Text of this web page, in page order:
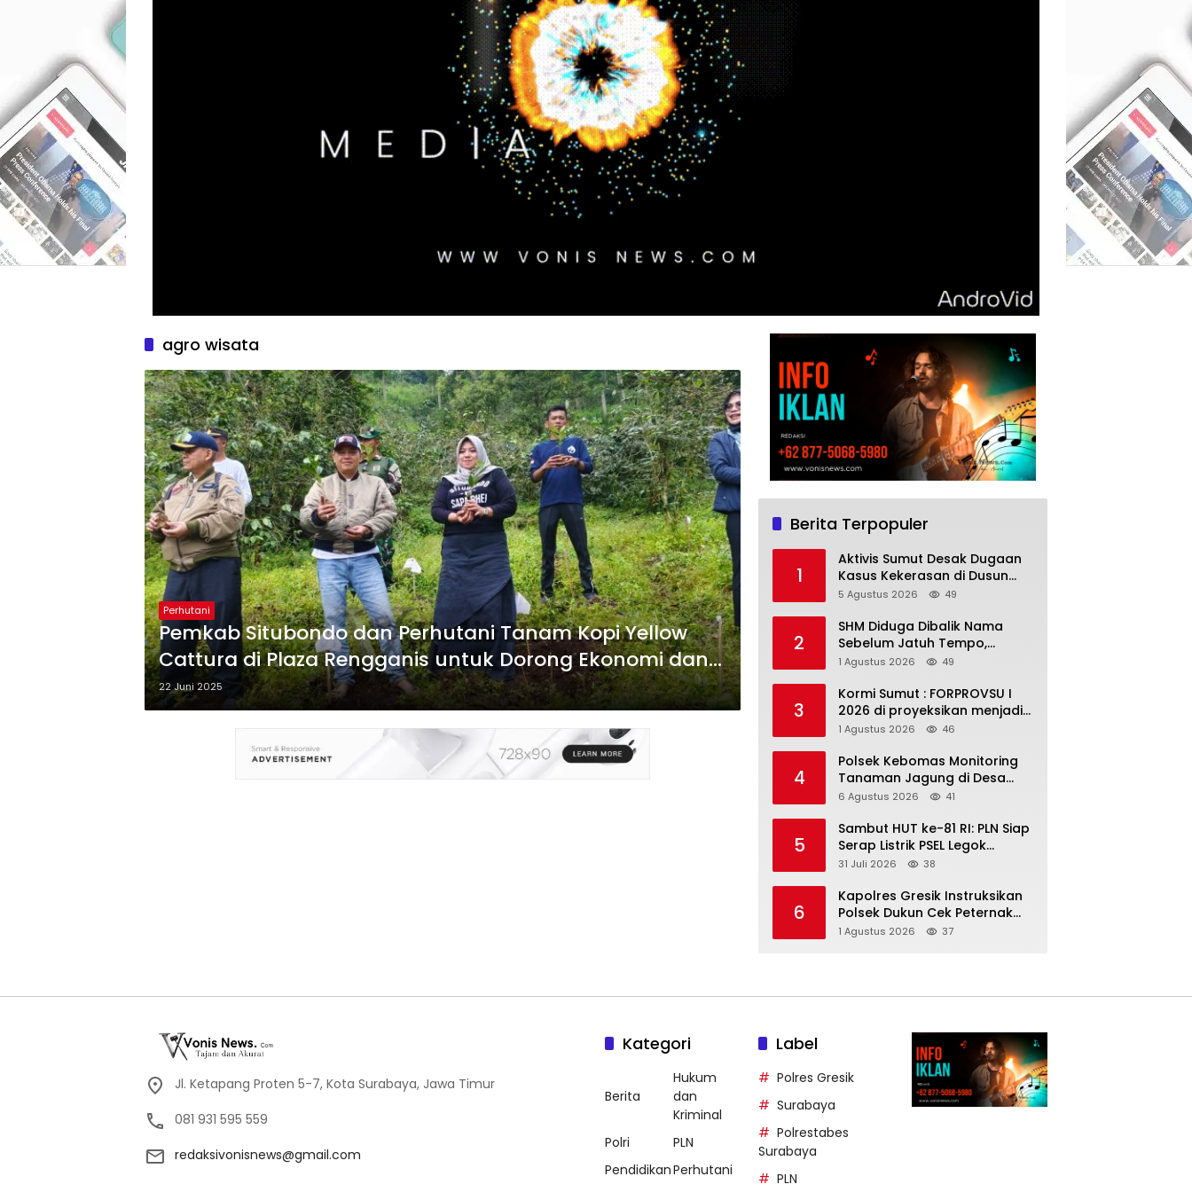
agro wisata
Perhutani
Pemkab Situbondo dan Perhutani Tanam Kopi Yellow
Cattura di Plaza Rengganis untuk Dorong Ekonomi dan
Wisata
22 Juni 2025
Berita Terpopuler
1
Aktivis Sumut Desak Dugaan
Kasus Kekerasan di Dusun
Balakka, Desa Gunung
5 Agustus 2026 49
2
SHM Diduga Dibalik Nama
Sebelum Jatuh Tempo,
Warga Gresik Gugat
Somasi Kepala Desa
1 Agustus 2026 49
3
Kormi Sumut : FORPROVSU I
2026 di proyeksikan menjadi
ajang Festival Olahraga
terbanyak di Indonesia
1 Agustus 2026 46
4
Polsek Kebomas Monitoring
Tanaman Jagung di Desa
Kembangan, Perkuat
Nasional
6 Agustus 2026 41
5
Sambut HUT ke-81 RI: PLN Siap
Serap Listrik PSEL Legok
Nangka, Dukung Pengelolaan
Jawa Barat
31 Juli 2026 38
6
Kapolres Gresik Instruksikan
Polsek Dukun Cek Peternak
Kambing, Perkuat Ketahanan
1 Agustus 2026 37
Jl. Ketapang Proten 5-7, Kota Surabaya, Jawa Timur
081 931 595 559
redaksivonisnews@gmail.com
Kategori
Berita
Hukum
dan
Kriminal
Polri
PLN
PendidikanPerhutani
Label
Polres Gresik
Surabaya
Polrestabes
Surabaya
PLN